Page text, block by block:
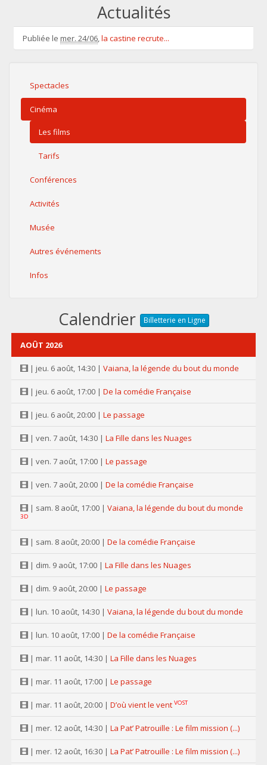
Actualités
Publiée le mer. 24/06 la castine recrute...
Spectacles
Cinéma
Les films
Tarifs
Conférences
Activités
Musée
Autres événements
Infos
Calendrier Billetterie en Ligne
AOÛT 2026
| jeu. 6 août, 14:30 | Vaiana, la légende du bout du monde
| jeu. 6 août, 17:00 | De la comédie Française
| jeu. 6 août, 20:00 | Le passage
| ven. 7 août, 14:30 | La Fille dans les Nuages
| ven. 7 août, 17:00 | Le passage
| ven. 7 août, 20:00 | De la comédie Française
| sam. 8 août, 17:00 | Vaiana, la légende du bout du monde
3D
| sam. 8 août, 20:00 | De la comédie Française
| dim. 9 août, 17:00 | La Fille dans les Nuages
| dim. 9 août, 20:00 | Le passage
| lun. 10 août, 14:30 | Vaiana, la légende du bout du monde
| lun. 10 août, 17:00 | De la comédie Française
| mar. 11 août, 14:30 | La Fille dans les Nuages
| mar. 11 août, 17:00 | Le passage
| mar. 11 août, 20:00 | D’où vient le vent VOST
| mer. 12 août, 14:30 | La Pat’ Patrouille : Le film mission (...)
| mer. 12 août, 16:30 | La Pat’ Patrouille : Le film mission (...)